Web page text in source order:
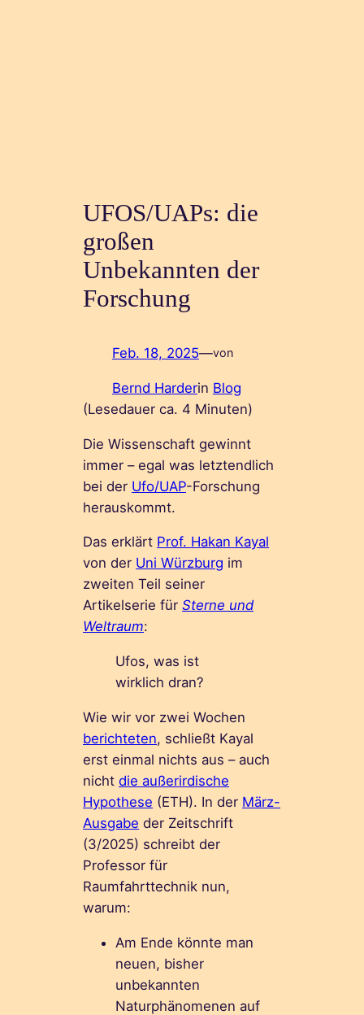
UFOS/UAPs: die
großen
Unbekannten der
Forschung
Feb. 18, 2025—von
Bernd Harderin Blog
(Lesedauer ca. 4 Minuten)
Die Wissenschaft gewinnt
immer – egal was letztendlich
bei der Ufo/UAP-Forschung
herauskommt.
Das erklärt Prof. Hakan Kayal
von der Uni Würzburg im
zweiten Teil seiner
Artikelserie fürSterne und
Weltraum:
Ufos, was ist
wirklich dran?
Wie wir vor zwei Wochen
berichteten, schließt Kayal
erst einmal nichts aus – auch
nichtdie außerirdische
Hypothese (ETH). In der März-
Ausgabe der Zeitschrift
(3/2025) schreibt der
Professor für
Raumfahrttechnik nun,
warum:
Am Ende könnte man
neuen, bisher
unbekannten
Naturphänomenen auf